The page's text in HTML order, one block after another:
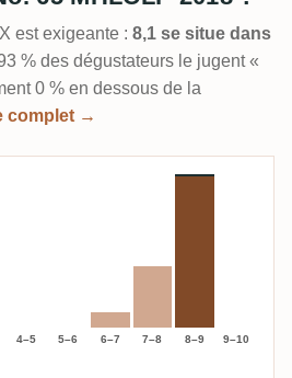
est exigeante : 8,1 se situe dans
% des dégustateurs le jugent «
0 % en dessous de la
complet →
4–5 5–6 6–7 7–8 8–9 9–10